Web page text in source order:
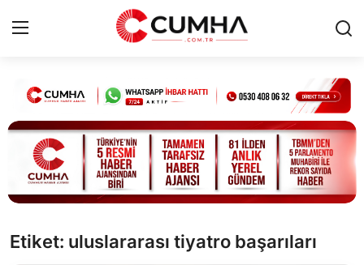
Kurumsal
Cumhurbaşkanlığı
Bakanlıklar
Etiket: uluslararası tiyatro başarıları